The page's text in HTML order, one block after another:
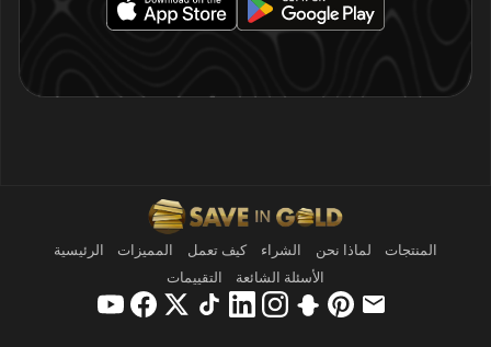
الرئيسية المميزات كيف تعمل الشراء لماذا نحن
المنتجات
التقييمات
الأسئلة الشائعة